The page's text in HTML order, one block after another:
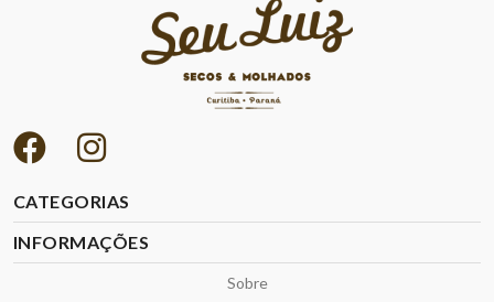
CATEGORIAS
INFORMAÇÕES
Sobre